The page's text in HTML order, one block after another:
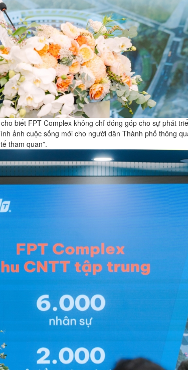
biết FPT Complex không chỉ đóng góp cho sự phát
ảnh cuộc sống mới cho người dân Thành phố thông
tham quan”.